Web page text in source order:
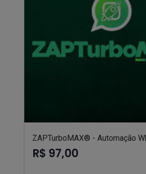
ZAPTurboMAX® - Automação
R$ 97,00